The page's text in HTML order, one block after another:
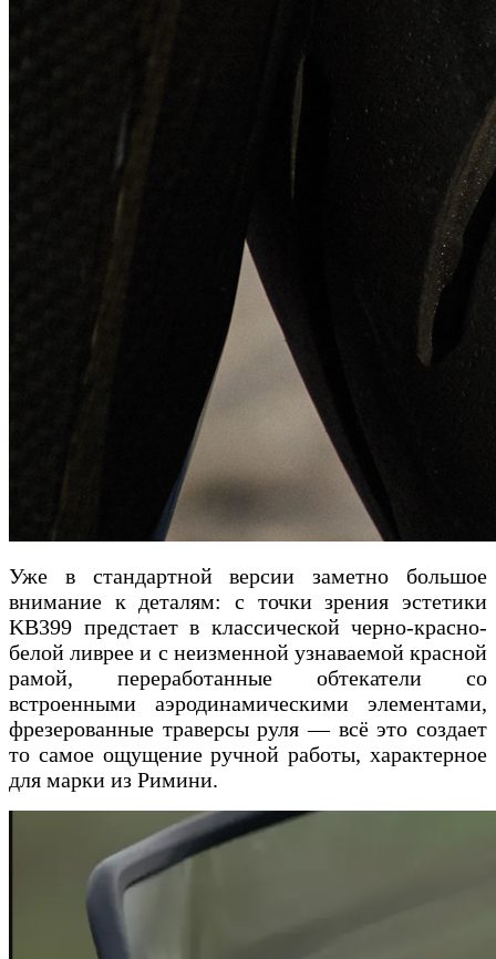
Уже в стандартной версии заметно большое
внимание к деталям: с точки зрения эстетики
KB399 предстает в классической черно-красно-
белой ливрее и с неизменной узнаваемой красной
рамой, переработанные обтекатели со
встроенными аэродинамическими элементами,
фрезерованные траверсы руля — всё это создает
то самое ощущение ручной работы, характерное
для марки из Римини.